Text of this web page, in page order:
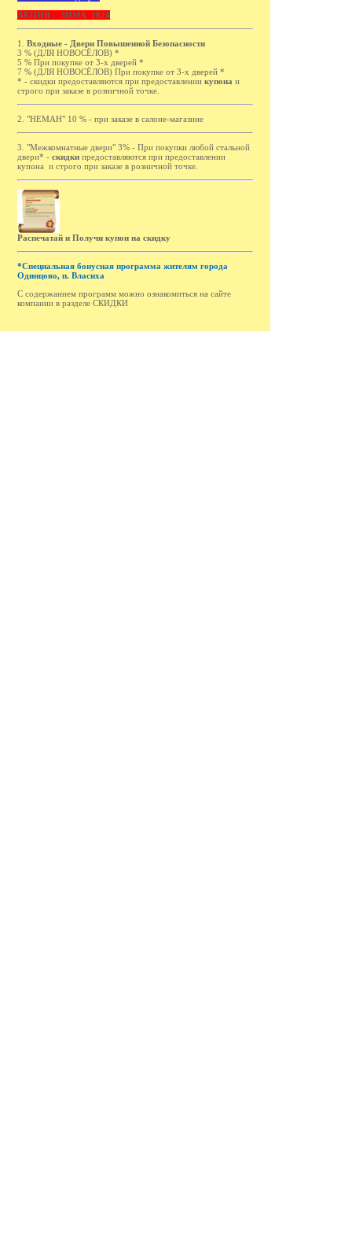
АКЦИЯ - ЗИМА 2024
1. Входные - Двери Повышенной Безопасности
3 % (ДЛЯ НОВОСЁЛОВ) *
5 % При покупке от 3-х дверей *
7 % (ДЛЯ НОВОСЁЛОВ) При покупке от 3-х дверей *
* - cкидки предоставляются при предоставлении купона и
строго при заказе в розничной точке.
2. "НЕМАН" 10 % - при заказе в салоне-магазине
3. "Межкомнатные двери" 3% - При покупки любой стальной
двери* - cкидки предоставляются при предоставлении
купона и строго при заказе в розничной точке.
Распечатай и Получи купон на скидку
*Специальная бонусная программа жителям города
Одинцово, п. Власиха
С содержанием программ можно ознакомиться на сайте
компании в разделе СКИДКИ